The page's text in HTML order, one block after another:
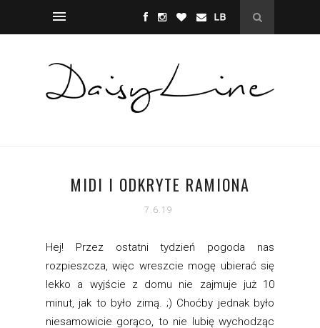
MIDI I ODKRYTE RAMIONA
7.6.19
Hej! Przez ostatni tydzień pogoda nas
rozpieszcza, więc wreszcie mogę ubierać się
lekko a wyjście z domu nie zajmuje już 10
minut, jak to było zimą. ;) Choćby jednak było
niesamowicie gorąco, to nie lubię wychodząc